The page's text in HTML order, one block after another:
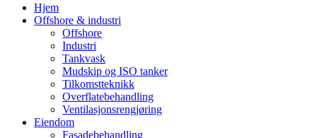
Hjem
Offshore & industri
Offshore
Industri
Tankvask
Mudskip og ISO tanker
Tilkomstteknikk
Overflatebehandling
Ventilasjonsrengjøring
Eiendom
Fasadebehandling